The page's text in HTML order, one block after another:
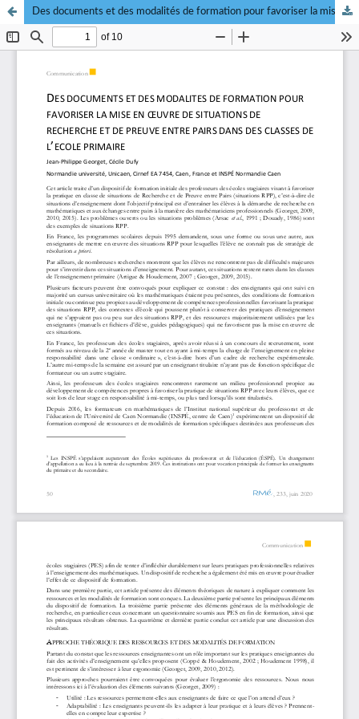
Des documents et des modalités de formation pour favoriser la mise en oeuvre de situations de recherche et de preuve entre pairs dans des classes de l'école primaire